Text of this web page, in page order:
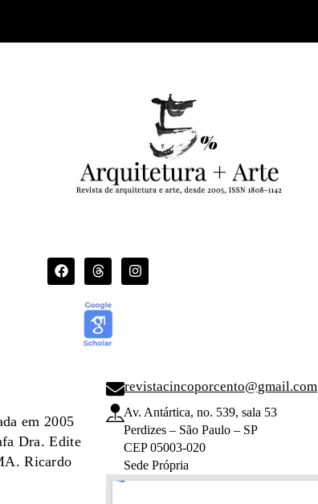
em 2005
Dra. Edite
Ricardo
revistacincoporcento@gmail.com
Av. Antártica, no. 539, sala 53
Perdizes – São Paulo – SP
CEP 05003-020
Sede Própria